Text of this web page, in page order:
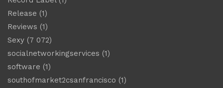
Release (1)
Reviews (1)
Sexy (7 072)
socialnetworkingservices (1)
software (1)
southofmarket2csanfrancisco (1)